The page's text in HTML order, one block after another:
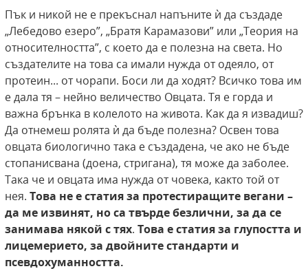
Пък и никой не е прекъснал напъните ѝ да създаде
„Лебедово езеро”, „Братя Карамазови” или „Теория на
относителността”, с което да е полезна на света. Но
създателите на това са имали нужда от одеяло, от
протеин... от чорапи. Боси ли да ходят? Всичко това им
е дала тя – нейно величество Овцата. Тя е горда и
важна брънка в колелото на живота. Как да я извадиш?
Да отнемеш ролята ѝ да бъде полезна? Освен това
овцата биологично така е създадена, че ако не бъде
стопанисвана (доена, стригана), тя може да заболее.
Така че и овцата има нужда от човека, както той от
нея. Това не е статия за протестиращите вегани –
да ме извинят, но са твърде безлични, за да се
занимава някой с тях. Това е статия за глупостта и
лицемерието, за двойните стандарти и
псевдохуманността.